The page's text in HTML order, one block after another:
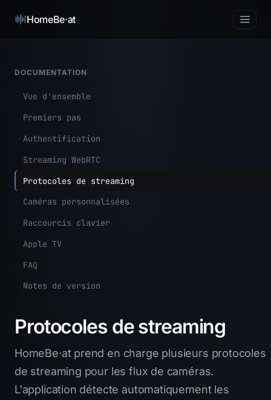
HomeBe·at
DOCUMENTATION
Vue d'ensemble
Premiers pas
Authentification
Streaming WebRTC
Protocoles de streaming
Caméras personnalisées
Raccourcis clavier
Apple TV
FAQ
Notes de version
Protocoles de streaming
HomeBe·at prend en charge plusieurs protocoles
de streaming pour les flux de caméras.
L'application détecte automatiquement les